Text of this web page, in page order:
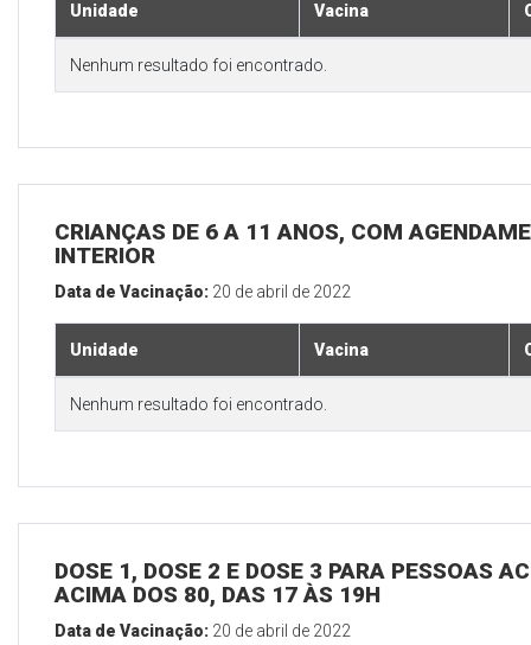
Unidade Vacina
Nenhum resultado foi encontrado.
CRIANÇAS DE 6 A 11 ANOS, COM
INTERIOR
Data de Vacinação: 20 de abril de 2022
Unidade Vacina
Nenhum resultado foi encontrado.
DOSE 1, DOSE 2 E DOSE 3 PARA PESSOAS
ACIMA DOS 80, DAS 17 ÀS 19H
Data de Vacinação: 20 de abril de 2022